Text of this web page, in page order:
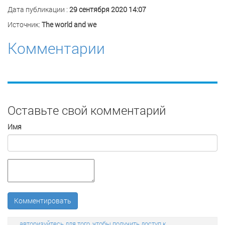
Дата публикации : 29 сентября 2020 14:07
Источник: The world and we
Комментарии
Оставьте свой комментарий
Имя
Комментировать